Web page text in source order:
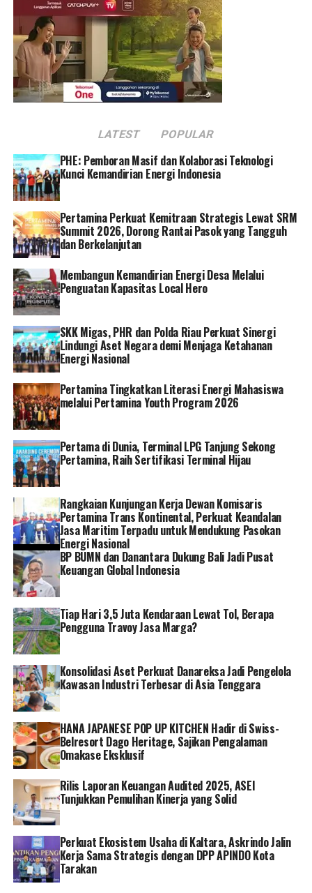
Raki, siswa SD Cimanahayu mengungkapkan rasa senang
atas kegiatan PLN Mengajar.
”Saya senang dapat ilmu tentang bahaya kelistrikan dari
kakak-kakak PLN. Dapat hadiah juga dari PLN dan YBM.
Terima kasih PLN telah memberikan hadiah,” papar Raki.
Harapan besar juga disampaikan oleh Sri Mulyani, guru
melalui PLN Mengajar.
“Seluruh bangunan sekolah rusak parah akibat gempa.
Anak–anak pun terpaksa belajar di tenda darurat.
Namun meski kami korban gempa, anak-anak tetap
semangat belajar. Terima kasih PLN sudah datang
memberi bantuan untuk anak-anak. Alhamdulillah,
mereka tambah semangat. Semoga ke depan bisa terjalin
silaturahmi PLN dengan sekolah,” pungkas Sri.
Neius, selaku guru SD Citamiang juga menambahkan
bahwa kegiatan PLN Mengajar ini sangat bermanfaat
untuk membantu anak-anak.
“Bagus banget, Alhamdulillah. Selain anak-anak main
juga ada ilmunya. Tadi saya dengar dari PLN
menyampaikan tentang kelistrikan, jadi anak-anak
bertambah pengetahuan. Semoga ke depan sekolah kami
segera bisa pulih dan diperbaiki,” ujar Neius.
General Manager PLN Unit Induk Distribusi Jawa Barat,
Susiana Mutia menyampaikan bahwa kegiatan mengajar
ini dilakukan atas inisiatif para pegawai PLN sendiri.
“Gempa mengakibatkan kesedihan bagi semua pihak,
khususnya anak-anak. Ruang kelas yang rusak parah
menyebabkan proses belajar mengajar menjadi
masalah psikologis pasca gempa. Oleh karena itu, PLN
sebagai satuan tugas BUMN turut mendukung
pemulihan mereka,” kata Susiana.
Susiana pun berharap hadirnya pegawai PLN yang
mengajak belajar sambil bermain dapat memberikan
sehingga mereka kembali semangat dan ceria.[]
RELATED TOPICS:
LATEST POPULAR
PHE: Pemboran Masif dan Kolaborasi Teknologi
Kunci Kemandirian Energi Indonesia
Pertamina Perkuat Kemitraan Strategis Lewat SRM
Summit 2026, Dorong Rantai Pasok yang Tangguh
dan Berkelanjutan
Membangun Kemandirian Energi Desa Melalui
Penguatan Kapasitas Local Hero
SKK Migas, PHR dan Polda Riau Perkuat Sinergi
Lindungi Aset Negara demi Menjaga Ketahanan
Energi Nasional
Pertamina Tingkatkan Literasi Energi Mahasiswa
melalui Pertamina Youth Program 2026
Pertama di Dunia, Terminal LPG Tanjung Sekong
Pertamina, Raih Sertifikasi Terminal Hijau
Rangkaian Kunjungan Kerja Dewan Komisaris
Pertamina Trans Kontinental, Perkuat Keandalan
Jasa Maritim Terpadu untuk Mendukung Pasokan
Energi Nasional
BP BUMN dan Danantara Dukung Bali Jadi Pusat
Keuangan Global Indonesia
Tiap Hari 3,5 Juta Kendaraan Lewat Tol, Berapa
Pengguna Travoy Jasa Marga?
Konsolidasi Aset Perkuat Danareksa Jadi Pengelola
Kawasan Industri Terbesar di Asia Tenggara
HANA JAPANESE POP UP KITCHEN Hadir di Swiss-
Belresort Dago Heritage, Sajikan Pengalaman
Omakase Eksklusif
Rilis Laporan Keuangan Audited 2025, ASEI
Tunjukkan Pemulihan Kinerja yang Solid
Perkuat Ekosistem Usaha di Kaltara, Askrindo Jalin
Kerja Sama Strategis dengan DPP APINDO Kota
Tarakan